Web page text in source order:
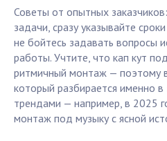
Советы от опытных
задачи, сразу указывайте
не бойтесь задавать вопросы
работы. Учтите, что кап кут
ритмичный монтаж — поэтому
который разбирается именно
трендами — например, в 2025
монтаж под музыку с ясной